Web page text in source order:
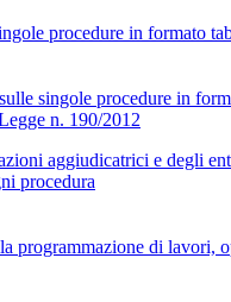
procedure in formato
singole procedure in
n. 190/2012
aggiudicatrici e degli
procedura
programmazione di lavori,